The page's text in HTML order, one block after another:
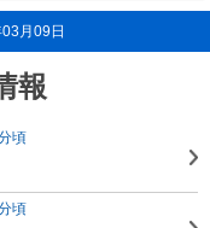
月09日
報
頃
頃